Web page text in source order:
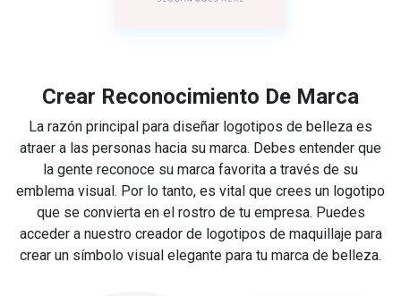
Crear Reconocimiento De Marca
La razón principal para diseñar logotipos de belleza es
atraer a las personas hacia su marca. Debes entender que
la gente reconoce su marca favorita a través de su
emblema visual. Por lo tanto, es vital que crees un logotipo
que se convierta en el rostro de tu empresa. Puedes
acceder a nuestro creador de logotipos de maquillaje para
crear un símbolo visual elegante para tu marca de belleza.